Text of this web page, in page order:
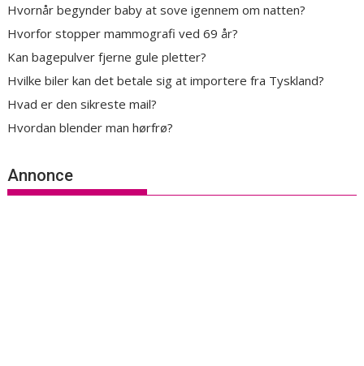
Hvornår begynder baby at sove igennem om natten?
Hvorfor stopper mammografi ved 69 år?
Kan bagepulver fjerne gule pletter?
Hvilke biler kan det betale sig at importere fra Tyskland?
Hvad er den sikreste mail?
Hvordan blender man hørfrø?
Annonce